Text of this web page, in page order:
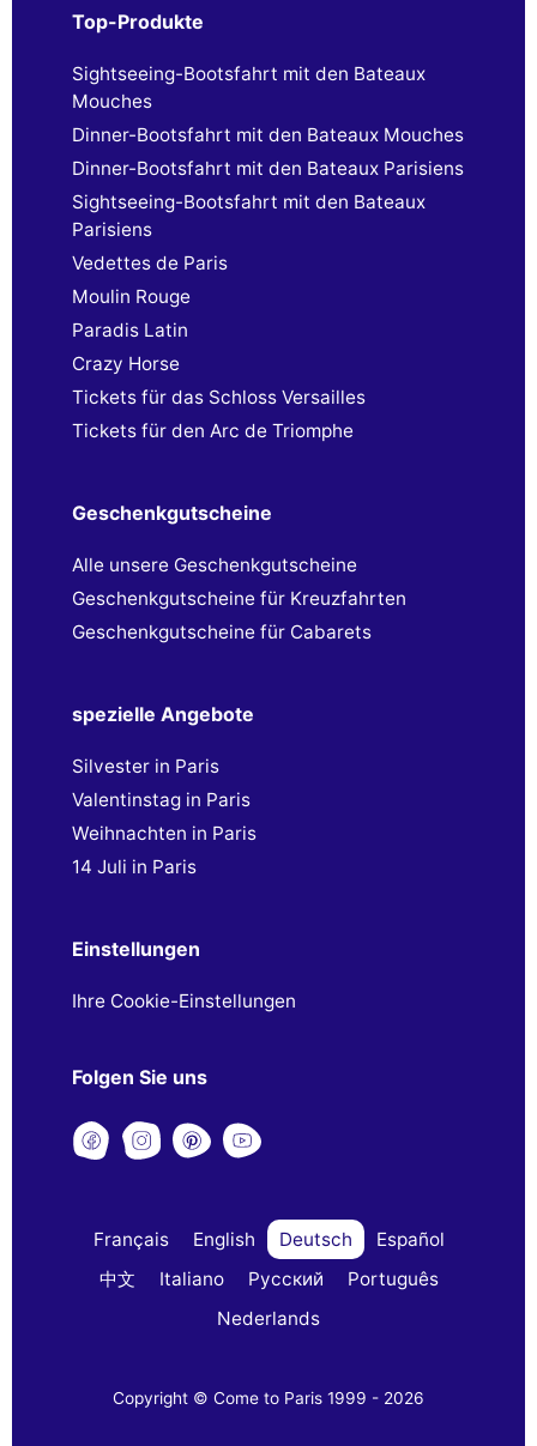
Top-Produkte
Sightseeing-Bootsfahrt mit den Bateaux
Mouches
Dinner-Bootsfahrt mit den Bateaux Mouches
Dinner-Bootsfahrt mit den Bateaux Parisiens
Sightseeing-Bootsfahrt mit den Bateaux
Parisiens
Vedettes de Paris
Moulin Rouge
Paradis Latin
Crazy Horse
Tickets für das Schloss Versailles
Tickets für den Arc de Triomphe
Geschenkgutscheine
Alle unsere Geschenkgutscheine
Geschenkgutscheine für Kreuzfahrten
Geschenkgutscheine für Cabarets
spezielle Angebote
Silvester in Paris
Valentinstag in Paris
Weihnachten in Paris
14 Juli in Paris
Einstellungen
Ihre Cookie-Einstellungen
Folgen Sie uns
Français English Deutsch
Español
中文
Italiano Русский
Português
Nederlands
Copyright © Come to Paris 1999 - 2026